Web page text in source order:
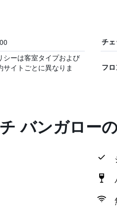
チェ
シーは客室タイプおよび
サイトごとに異なりま
フ
バンガロー